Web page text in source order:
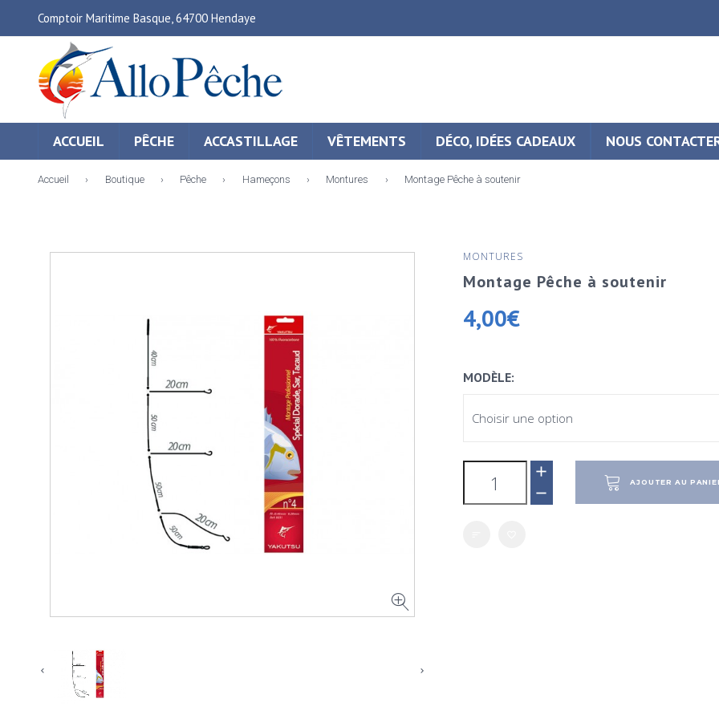
Comptoir Maritime Basque, 64700 Hendaye
ACCUEIL PÊCHE ACCASTILLAGE VÊTEMENTS DÉCO, IDÉES CADEAUX NOUS
Accueil › Boutique › Pêche › Hameçons › Montures › Montage Pêche à soutenir
MONTURES
Montage Pêche à soutenir
4,00€
MODÈLE
AJOUTER AU